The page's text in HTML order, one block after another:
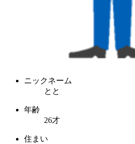
ニックネーム
とと
年齢
26才
住まい